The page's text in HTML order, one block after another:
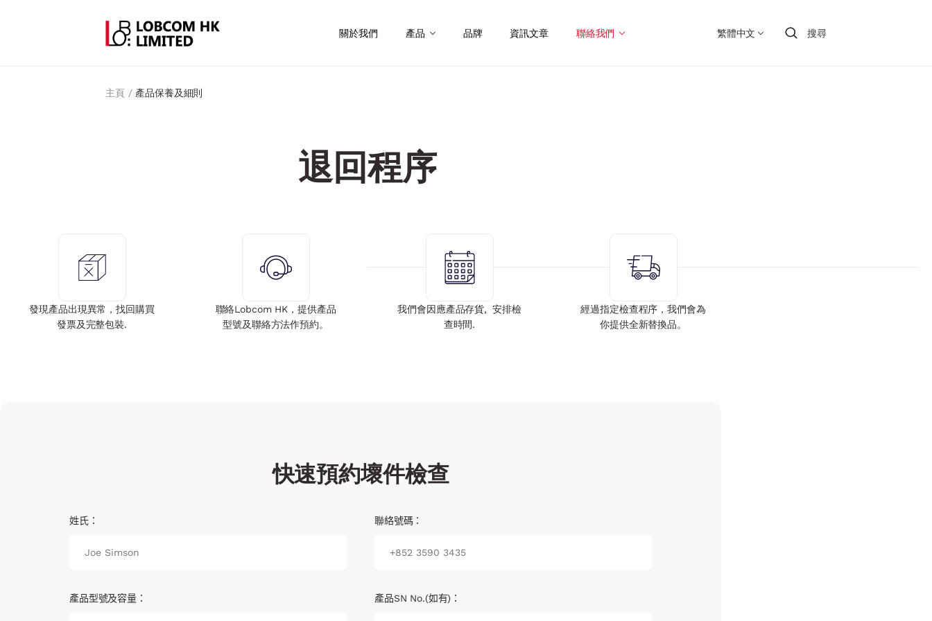
關於我們 產品 品牌 資訊文章 聯絡我們 繁體中文 搜尋
主頁 / 產品保養及細則
退回程序
發現產品出現異常，找回購買
發票及完整包裝.
聯絡Lobcom HK，提供產品
型號及聯絡方法作預約。
我們會因應產品存貨, 安排檢
查時間.
經過指定檢查程序，我們會為
你提供全新替換品。
快速預約壞件檢查
姓氏： 聯絡號碼：
產品型號及容量： 產品SN No.(如有)：